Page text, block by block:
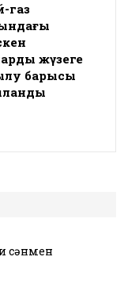
газ
жүзеге
барысы
сәнмен